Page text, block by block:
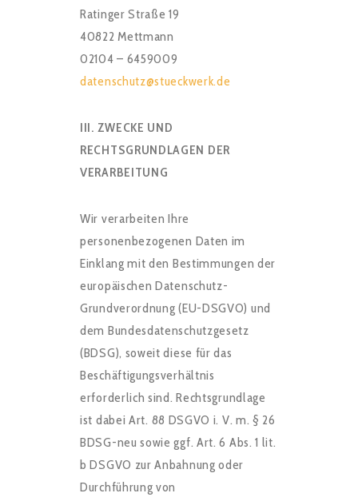
Ratinger Straße 19
40822 Mettmann
02104 – 6459009
datenschutz@stueckwerk.de
III. ZWECKE UND
RECHTSGRUNDLAGEN DER
VERARBEITUNG
Wir verarbeiten Ihre
personenbezogenen Daten im
Einklang mit den Bestimmungen der
europäischen Datenschutz-
Grundverordnung (EU-DSGVO) und
dem Bundesdatenschutzgesetz
(BDSG), soweit diese für das
Beschäftigungsverhältnis
erforderlich sind. Rechtsgrundlage
ist dabei Art. 88 DSGVO i. V. m. § 26
BDSG-neu sowie ggf. Art. 6 Abs. 1 lit.
b DSGVO zur Anbahnung oder
Durchführung von